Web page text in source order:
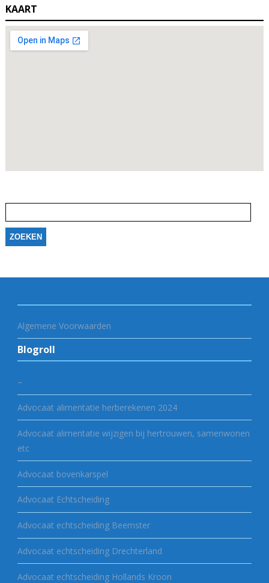
KAART
naar:
Algemene Voorwaarden
Blogroll
–
Advocaat alimentatie herberekenen 2024
Advocaat alimentatie wijzigen bij hertrouwen, samenwonen
etc
Advocaat bovenkarspel
Advocaat Echtscheiding
Advocaat echtscheiding Beemster
Advocaat echtscheiding Drechterland
Advocaat echtscheiding Hollands Kroon